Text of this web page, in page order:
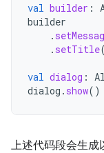
val builder :
builder
.
. setTitle(
val dialog :
dialog . show()
上述代码段会生成